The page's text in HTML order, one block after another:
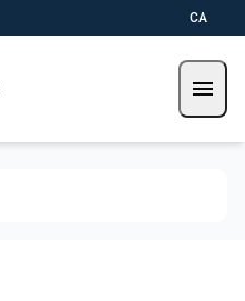
CA
menu